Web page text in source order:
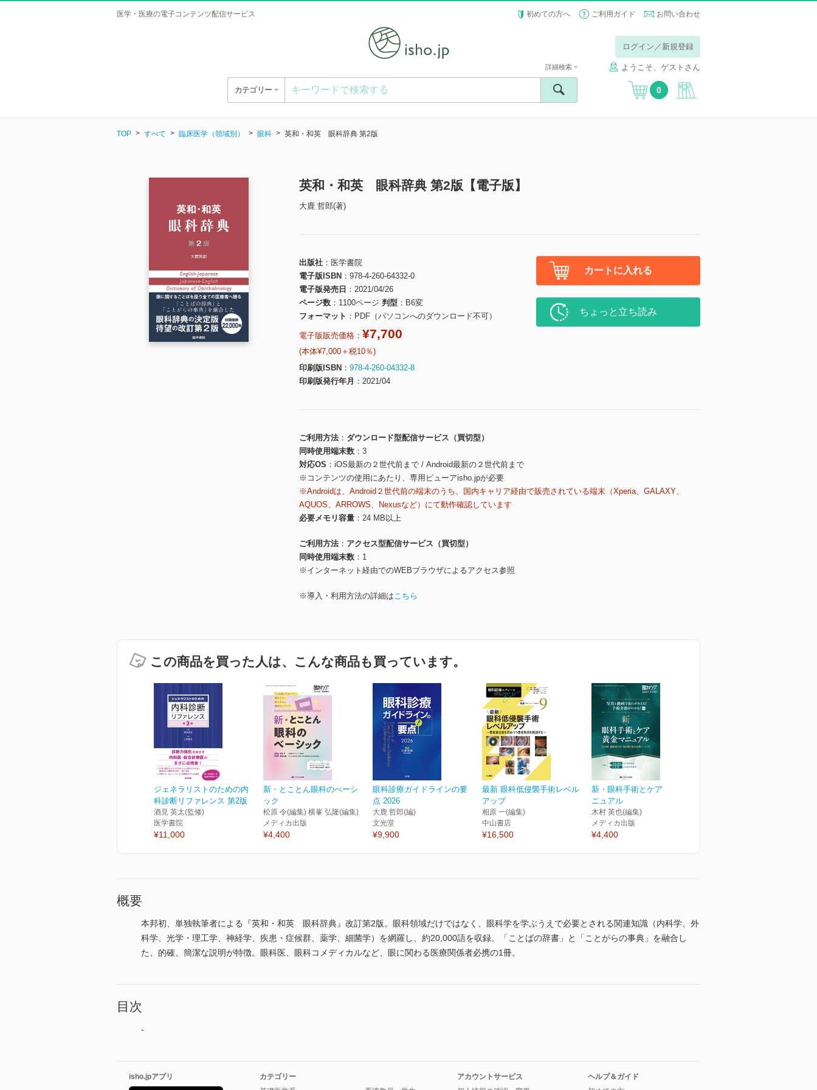
医学・医療の電子コンテンツ配信サービス 初めての方へ ご利用ガイド お問い合わせ
ログイン／新規登録
ようこそ、ゲストさん
カテゴリー
詳細検索
0
TOP すべて 臨床医学（領域別） 眼科 英和・和英 眼科辞典 第2版
英和・和英 眼科辞典 第2版【電子版】
大鹿 哲郎(著)
出版社
医学書院
電子版ISBN
978-4-260-64332-0
電子版発売日
2021/04/26
ページ数
1100ページ 判型
B6変
フォーマット
PDF（パソコンへのダウンロード不可）
電子版販売価格： ¥7,700
(本体¥7,000＋税10％)
印刷版ISBN
978-4-260-04332-8
印刷版発行年月
2021/04
カートに入れる
ちょっと立ち読み
ご利用方法
ダウンロード型配信サービス（買切型）
同時使用端末数
3
対応OS
iOS最新の２世代前まで / Android最新の２世代前まで
※コンテンツの使用にあたり、専用ビューアisho.jpが必要
※Androidは、Android２世代前の端末のうち、国内キャリア経由で販売されている端末（Xperia、GALAXY、
AQUOS、ARROWS、Nexusなど）にて動作確認しています
必要メモリ容量
24 MB以上
ご利用方法
アクセス型配信サービス（買切型）
同時使用端末数
1
※インターネット経由でのWEBブラウザによるアクセス参照
※導入・利用方法の詳細はこちら
この商品を買った人は、こんな商品も買っています。
ジェネラリストのための内
科診断リファレンス 第2版
酒見 英太(監修)
医学書院
¥11,000
新・とことん眼科のべーシ
ック
松原 令(編集) 横峯 弘隆(編集)
メディカ出版
¥4,400
眼科診療ガイドラインの要
点 2026
大鹿 哲郎(編)
文光堂
¥9,900
最新 眼科低侵襲手術レベル
アップ
相原 一(編集)
中山書店
¥16,500
新・眼科手術とケア 黄金マ
ニュアル
木村 英也(編集)
メディカ出版
¥4,400
概要
本邦初、単独執筆者による『英和・和英 眼科辞典』改訂第2版。眼科領域だけではなく、眼科学を学ぶうえで必要とされる関連知識（内科学、外
科学、光学・理工学、神経学、疾患・症候群、薬学、細菌学）を網羅し、約20,000語を収録。「ことばの辞書」と「ことがらの事典」を融合し
た、的確、簡潔な説明が特徴。眼科医、眼科コメディカルなど、眼に関わる医療関係者必携の1冊。
目次
-
isho.jpアプリ
カテゴリー
アカウントサービス
ヘルプ＆ガイド